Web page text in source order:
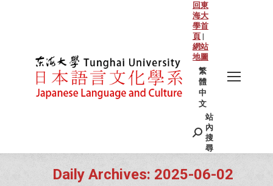
回東
海大
學首
頁 |
網站
地圖
繁
體
中
文
Search:
站
內
搜
尋
Daily Archives: 2025-06-02